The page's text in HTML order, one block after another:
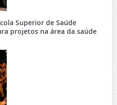
Superior de Saúde
projetos na área da saúde